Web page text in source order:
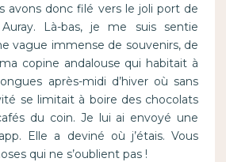
avons donc filé vers le joli port de
Là-bas, je me suis sentie
vague immense de souvenirs, de
copine andalouse qui habitait à
après-midi d’hiver où sans
se limitait à boire des chocolats
du coin. Je lui ai envoyé une
Elle a deviné où j’étais. Vous
qui ne s’oublient pas !